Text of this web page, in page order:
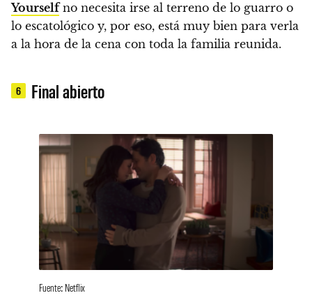
Yourselfno necesita irse al terreno de lo guarro o
lo escatológico y, por eso, está muy bien para verla
a la hora de la cena con toda la familia reunida.
6 Final abierto
Fuente: Netflix